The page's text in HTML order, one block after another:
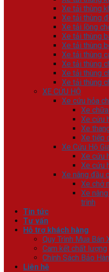
Xe tải thùng
Xe tải thùng
Xe tải lồng
Xe tải thùng
Xe tải thùng
Xe tải thùng
Xe tải thùng
Xe tải thùng
Xe tải thùng
XE CỨU HỘ
Xe cứu hỏa
Xe
Xe cứu
Xe
Xe tiếp
Xe Cứu Hộ
Xe cứu
Xe cứu
Xe nâng đầu
Xe chở
Xe
trình
Tin tức
Tư vấn
Hỗ trợ khách hàng
Quy Trình Mua Bán
Cam kết chất lượng
Chính Sách Bảo
Liên hệ